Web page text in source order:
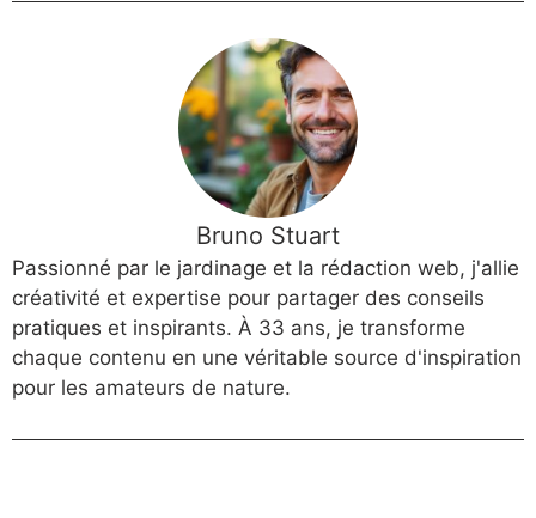
Bruno Stuart
Passionné par le jardinage et la rédaction web, j'allie
créativité et expertise pour partager des conseils
pratiques et inspirants. À 33 ans, je transforme
chaque contenu en une véritable source d'inspiration
pour les amateurs de nature.